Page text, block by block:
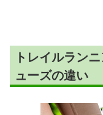
トレイルラン
ューズの違い